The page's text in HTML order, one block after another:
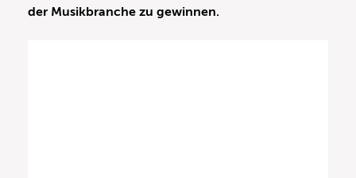
der Musikbranche zu gewinnen.